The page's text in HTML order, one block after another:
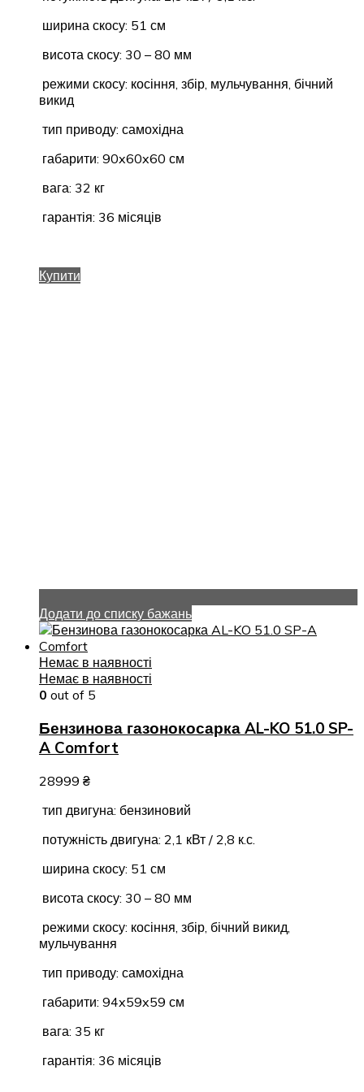
ширина скосу: 51 см
висота скосу: 30 – 80 мм
режими скосу: косіння, збір, мульчування, бічний
викид
тип приводу: самохідна
габарити: 90x60x60 см
вага: 32 кг
гарантія: 36 місяців
Купити
Додати до списку бажань
Немає в наявності
Немає в наявності
0 out of 5
Бензинова газонокосарка AL-KO 51.0 SP-
A Comfort
28999 ₴
тип двигуна: бензиновий
потужність двигуна: 2,1 кВт / 2,8 к.с.
ширина скосу: 51 см
висота скосу: 30 – 80 мм
режими скосу: косіння, збір, бічний викид,
мульчування
тип приводу: самохідна
габарити: 94x59x59 см
вага: 35 кг
гарантія: 36 місяців